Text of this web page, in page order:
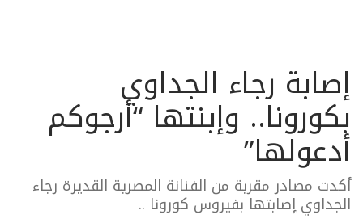
إصابة رجاء الجداوي
بكورونا.. وإبنتها “أرجوكم
أدعولها”
أكدت مصادر مقربة من الفنانة المصرية القديرة رجاء
الجداوي إصابتها بفيروس كورونا ..